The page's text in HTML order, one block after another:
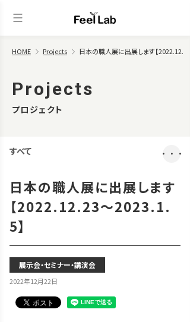
HOME Projects 日本の職人展に出展します【2022.12.23
Projects
プロジェクト
すべて ・・・
日本の職人展に出展します
【2022.12.23～2023.1.
5】
展示会・セミナー・講演会
2022年12月22日